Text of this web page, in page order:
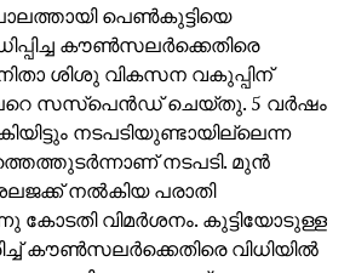
പെൺകുട്ടിയെ
കൗൺസലർക്കെതിരെ
ശിശു വികസന വകുപ്പിന്
സസ്പെൻഡ് ചെയ്തു. 5 വർഷം
നടപടിയുണ്ടായില്ലെന്ന
നടപടി. മുൻ
നൽകിയ പരാതി
കോടതി വിമർശനം. കുട്ടിയോടുള്ള
കൗൺസലർക്കെതിരെ വിധിയിൽ